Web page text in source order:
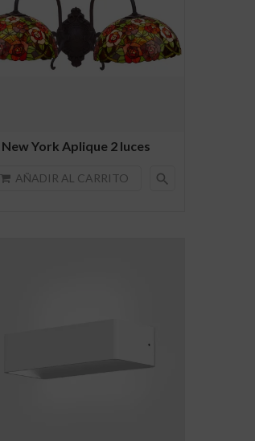
New York Aplique 2 luces
AÑADIR AL CARRITO search